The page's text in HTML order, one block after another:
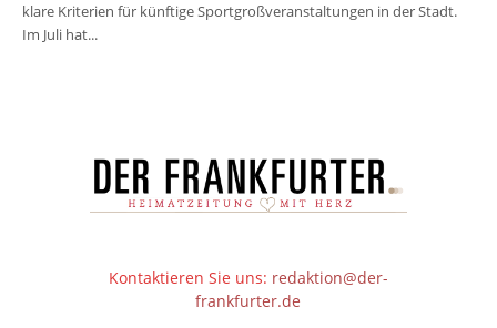
klare Kriterien für künftige Sportgroßveranstaltungen in der Stadt.
Im Juli hat...
Kontaktieren Sie uns: redaktion@der-
frankfurter.de